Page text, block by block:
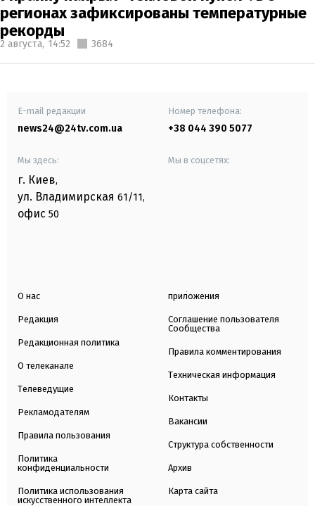
регионах зафиксированы температурные
рекорды
2 августа, 14:52 3684
E-mail редакции
news24@24tv.com.ua
Номер телефона:
+38 044 390 5077
Мы здесь:
г. Киев,
ул. Владимирская 61/11,
офис 50
Мы в соцсетях:
О нас
Редакция
Редакционная политика
О телеканале
Телеведущие
Рекламодателям
Правила пользования
Политика
конфиденциальности
Политика использования
искусственного интеллекта
приложения
Соглашение пользователя
Сообщества
Правила комментирования
Техническая информация
Контакты
Вакансии
Структура собственности
Архив
Карта сайта